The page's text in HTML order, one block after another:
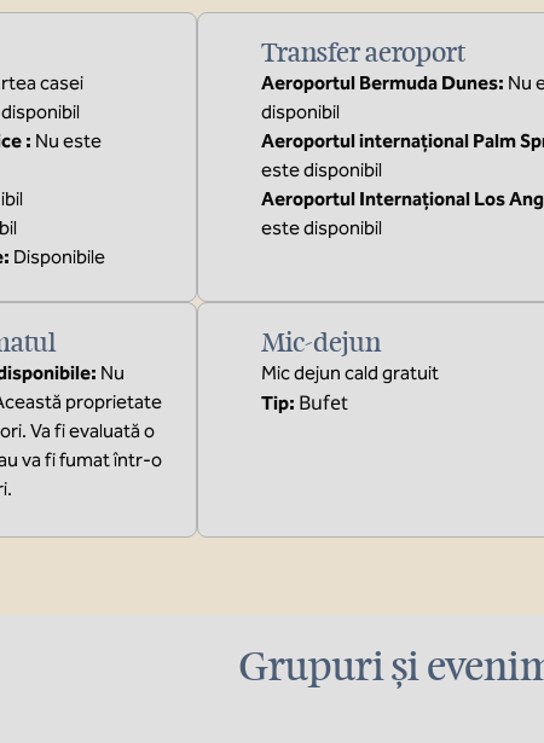
casei
: Nu este
: Disponibile
Transfer aeroport
Aeroportul Bermuda Dunes: Nu
disponibil
Aeroportul internațional Palm
este disponibil
Aeroportul Internațional Los
este disponibil
Nu
proprietate
Va fi evaluată o
va fi fumat într-o
Mic-dejun
Mic dejun cald gratuit
Tip: Bufet
Grupuri și